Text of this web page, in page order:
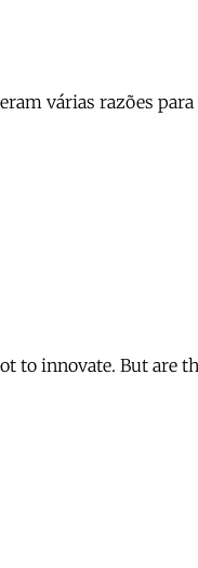
várias razões
to innovate. But are